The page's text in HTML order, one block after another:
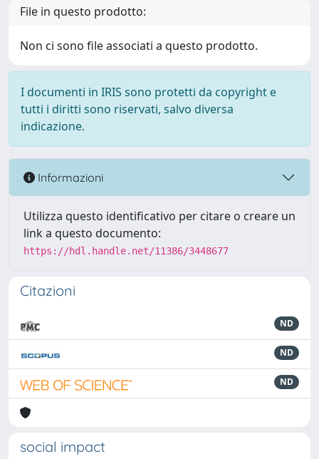
File in questo prodotto:
Non ci sono file associati a questo prodotto.
I documenti in IRIS sono protetti da copyright e
tutti i diritti sono riservati, salvo diversa
indicazione.
Informazioni
Utilizza questo identificativo per citare o creare un
link a questo documento:
https://hdl.handle.net/11386/3448677
Citazioni
ND
ND
ND
social impact